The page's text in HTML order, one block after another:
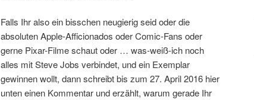
Falls Ihr also ein bisschen neugierig seid oder die
absoluten Apple-Afficionados oder Comic-Fans oder
gerne Pixar-Filme schaut oder … was-weiß-ich noch
alles mit Steve Jobs verbindet, und ein Exemplar
gewinnen wollt, dann schreibt bis zum 27. April 2016 hier
unten einen Kommentar und erzählt, warum gerade Ihr